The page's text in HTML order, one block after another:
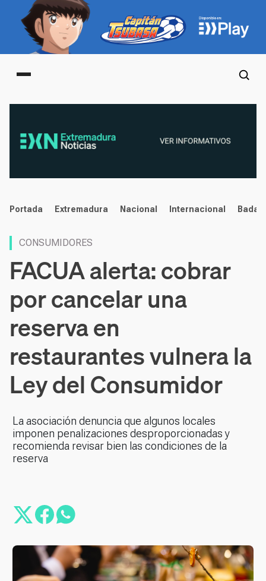
Main menu
noticias
Portada Extremadura Nacional Internacional
CONSUMIDORES
FACUA alerta: cobrar
por cancelar una
reserva en
restaurantes vulnera la
Ley del Consumidor
La asociación denuncia que algunos locales
imponen penalizaciones desproporcionadas y
recomienda revisar bien las condiciones de la
reserva